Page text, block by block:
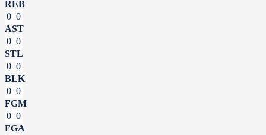
REB
0 0
AST
0 0
STL
0 0
BLK
0 0
FGM
0 0
FGA